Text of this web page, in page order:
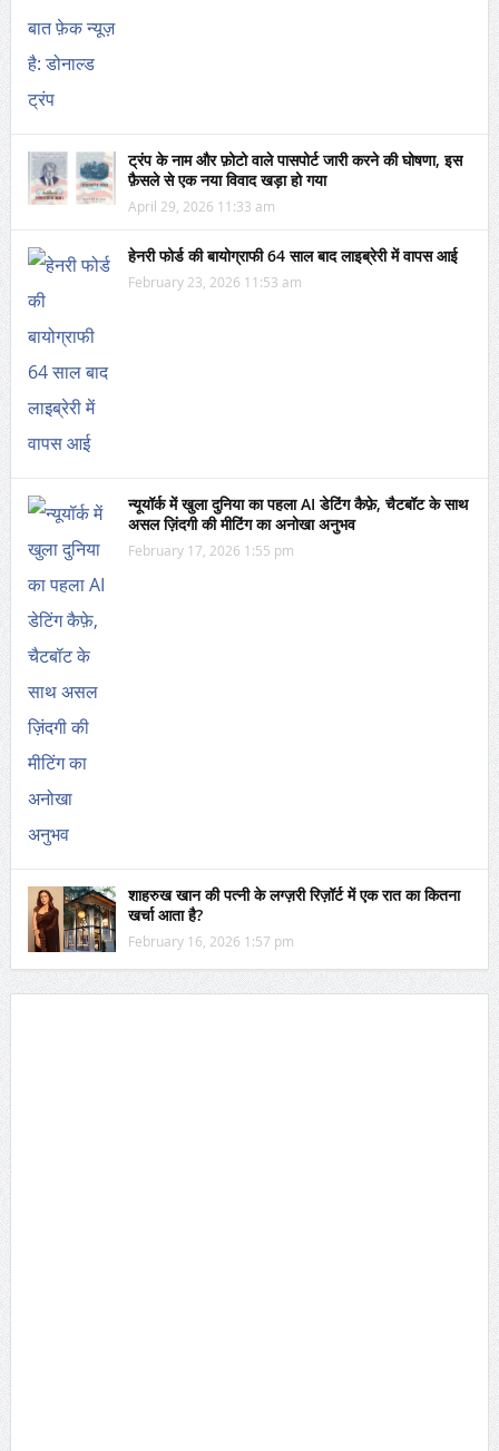
ट्रंप के नाम और फ़ोटो वाले पासपोर्ट जारी करने की घोषणा, इस
फ़ैसले से एक नया विवाद खड़ा हो गया
April 29, 2026 11:33 am
हेनरी फोर्ड की बायोग्राफी 64 साल बाद लाइब्रेरी में वापस आई
February 23, 2026 11:53 am
न्यूयॉर्क में खुला दुनिया का पहला AI डेटिंग कैफ़े, चैटबॉट के साथ
असल ज़िंदगी की मीटिंग का अनोखा अनुभव
February 17, 2026 1:55 pm
शाहरुख खान की पत्नी के लग्ज़री रिज़ॉर्ट में एक रात का कितना
खर्चा आता है?
February 16, 2026 1:57 pm